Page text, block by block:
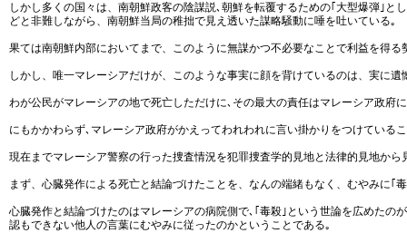
しかし多くの国々は、南朝鮮政客の陰謀説､朝鮮を転覆するための｢大型爆弾｣
どと非難しながら、南朝鮮当局の稚拙で見え透いた謀略騒動に唾を吐いている｡
果ては南朝鮮内部においてまで、このように無謀かつ不必要なことで利益を得
しかし、唯一マレーシアだけが、このような事実に顔を背けているのは、実に
わが公民がマレーシアの地で死亡しただけに､その最大の責任はマレーシア政府
にもかかわらず､マレーシア政府がかえってわれわれに言い掛かりをつけてい
現在までマレーシア警察の行った捜査情況を犯罪捜査学的見地と法律的見地か
まず、心臓発作による死亡と結論づけたことを、なんの端緒もなく、むやみに｢
心臓発作と結論づけたのはマレーシアの病院側で､｢毒殺｣という世論を広めた
認もできない他人の言葉にむやみに従ったのかということである｡